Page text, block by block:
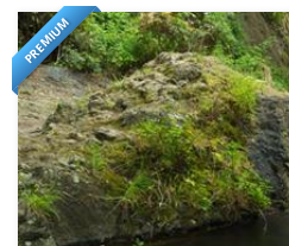
PREMIUM